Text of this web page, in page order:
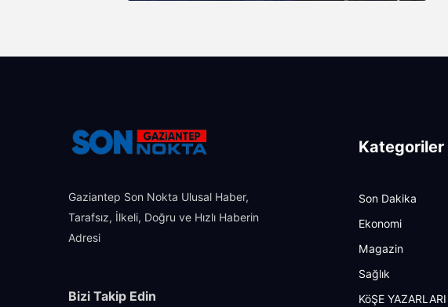
Gaziantep Son Nokta Ulusal Haber,
Tarafsız, İlkeli, Doğru ve Hızlı Haberin
Adresi
Bizi Takip Edin
Kategoriler
Son Dakika
Ekonomi
Magazin
Sağlık
KöŞE YAZARLARI